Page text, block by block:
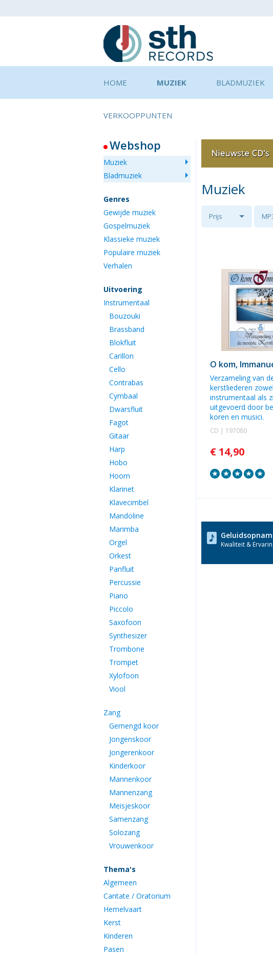
HOME MUZIEK BLADMUZIEK
VERKOOPPUNTEN
Webshop
Muziek
Bladmuziek
Genres
Gewijde muziek
Gospelmuziek
Klassieke muziek
Populaire muziek
Verhalen
Uitvoering
Instrumentaal
Bouzouki
Brassband
Blokfluit
Carillon
Cello
Contrabas
Cymbaal
Dwarsfluit
Fagot
Gitaar
Harp
Hobo
Hoorn
Klarinet
Klavecimbel
Mandoline
Marimba
Orgel
Orkest
Panfluit
Percussie
Piano
Piccolo
Saxofoon
Synthesizer
Trombone
Trompet
Xylofoon
Viool
Zang
Gemengd koor
Jongenskoor
Jongerenkoor
Kinderkoor
Mannenkoor
Mannenzang
Meisjeskoor
Samenzang
Solozang
Vrouwenkoor
Thema's
Algemeen
Cantate / Oratorium
Hemelvaart
Kerst
Kinderen
Pasen
Muziek
Prijs
O kom,
Verzameling van
kerstliederen zowel
instrumentaal als
uitgevoerd door
koren en musici.
CD | 197080
€ 14,90
Kwaliteit &